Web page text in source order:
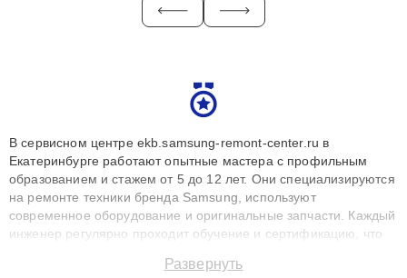
В сервисном центре ekb.samsung-remont-center.ru в
Екатеринбурге работают опытные мастера с профильным
образованием и стажем от 5 до 12 лет. Они специализируются
на ремонте техники бренда Samsung, используют
современное оборудование и оригинальные запчасти. Каждый
инженер регулярно проходит обучение и сертификацию, что
восстанавливать технику с сохранением гарантии до 3 лет.
Развернуть